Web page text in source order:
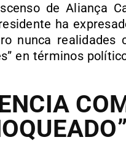
de Aliança
ha
nunca realidades
en términos